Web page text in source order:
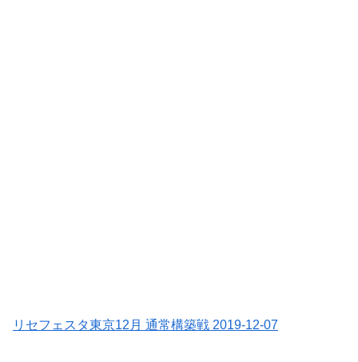
リセフェスタ東京12月 通常構築戦 2019-12-07